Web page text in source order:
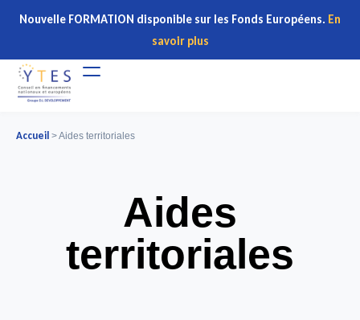
Nouvelle FORMATION disponible sur les Fonds Européens. En
savoir plus
Accueil >Aides territoriales
Aides
territoriales